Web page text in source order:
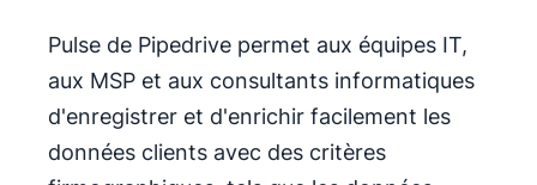
Pulse de Pipedrive permet aux équipes IT,
aux MSP et aux consultants informatiques
d'enregistrer et d'enrichir facilement les
données clients avec des critères